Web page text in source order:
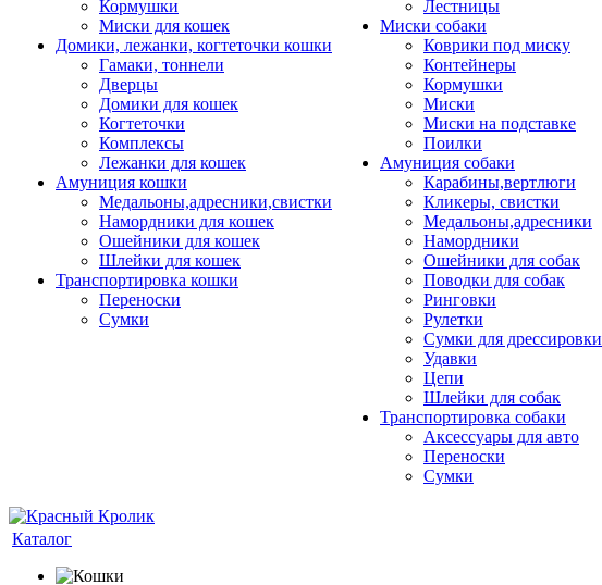
Кормушки
Миски для кошек
Домики, лежанки, когтеточки кошки
Гамаки, тоннели
Дверцы
Домики для кошек
Когтеточки
Комплексы
Лежанки для кошек
Амуниция кошки
Медальоны,адресники,свистки
Намордники для кошек
Ошейники для кошек
Шлейки для кошек
Транспортировка кошки
Переноски
Сумки
Лестницы
Миски собаки
Коврики под миску
Контейнеры
Кормушки
Миски
Миски на подставке
Поилки
Амуниция собаки
Карабины,вертлюги
Кликеры, свистки
Медальоны,адресники
Намордники
Ошейники для собак
Поводки для собак
Ринговки
Рулетки
Сумки для дрессировки
Удавки
Цепи
Шлейки для собак
Транспортировка собаки
Аксессуары для авто
Переноски
Сумки
Каталог